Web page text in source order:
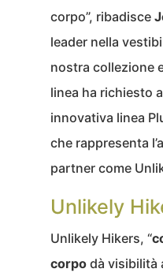
corpo”, ribadisce
leader nella
nostra collezione
linea ha richiesto
innovativa linea
che rappresenta
partner come
Unlikely
Unlikely Hikers, “
corpo dà visibilità